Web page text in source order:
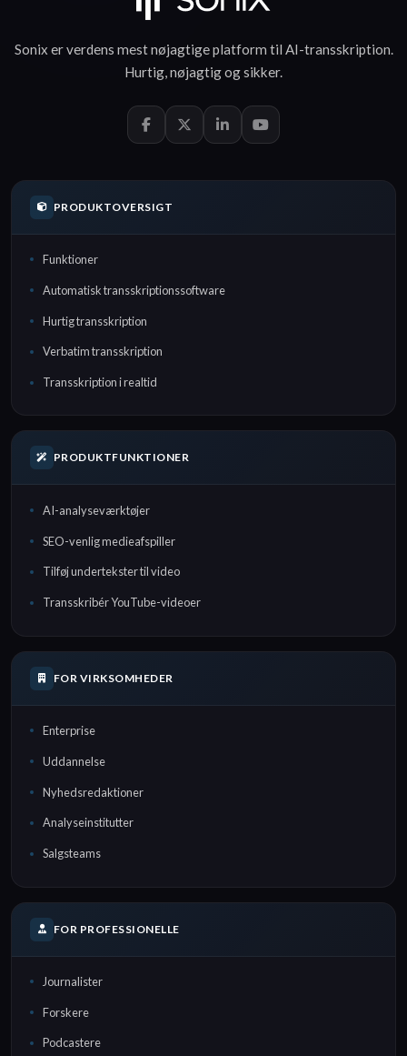
Sonix er verdens mest nøjagtige platform til AI-transskription
Hurtig nøjagtigogsikker.
PRODUKTOVERSIGT
Funktioner
Automatisk transskriptionssoftware
Hurtig transskription
Verbatim transskription
Transskription i realtid
PRODUKTFUNKTIONER
AI-analyseværktøjer
SEO-venlig medieafspiller
Tilføj undertekster til video
Transskribér YouTube-videoer
FOR VIRKSOMHEDER
Enterprise
Uddannelse
Nyhedsredaktioner
Analyseinstitutter
Salgsteams
FOR PROFESSIONELLE
Journalister
Forskere
Podcastere